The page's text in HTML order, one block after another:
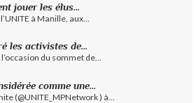
jouer les élus...
à Manille, aux...
les activistes de...
du sommet de...
comme une...
(@UNITE_MPNetwork ) à...